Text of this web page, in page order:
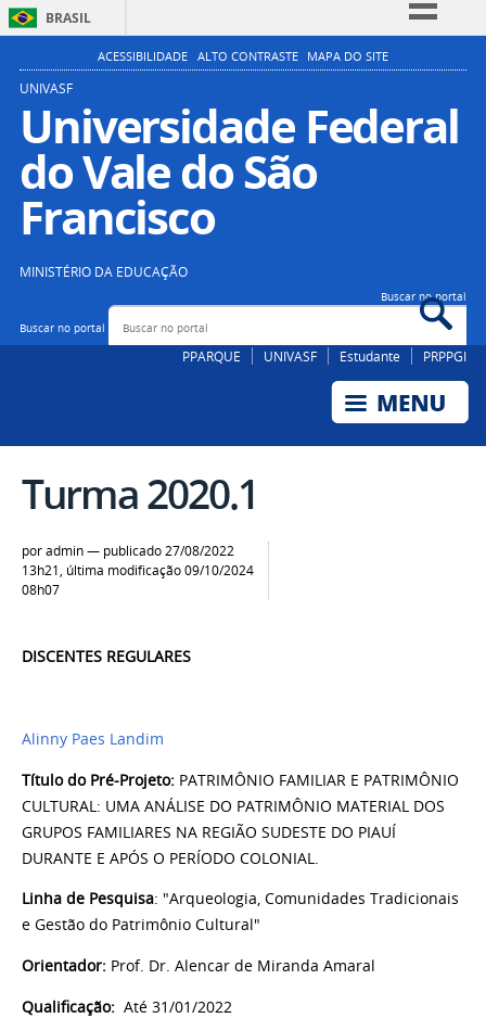
BRASIL
Simplifique!
Participe
Acesso à informação
Legislação
ACESSIBILIDADE ALTO CONTRASTE MAPA DO SITE
UNIVASF
Universidade Federal
do Vale do São
Francisco
MINISTÉRIO DA EDUCAÇÃO
Buscar no portal
Buscar no portal
PPARQUE UNIVASF Estudante PRPPGI
Turma 2020.1
poradmin— publicado27/08/2022
13h21, última modificação09/10/2024
08h07
DISCENTES REGULARES
Alinny Paes Landim
Título do Pré-Projeto: PATRIMÔNIO FAMILIAR E PATRIMÔNIO
CULTURAL: UMA ANÁLISE DO PATRIMÔNIO MATERIAL DOS
GRUPOS FAMILIARES NA REGIÃO SUDESTE DO PIAUÍ
DURANTE E APÓS O PERÍODO COLONIAL.
Linha de Pesquisa: "Arqueologia, Comunidades Tradicionais
e Gestão do Patrimônio Cultural"
Orientador: Prof. Dr. Alencar de Miranda Amaral
Qualificação: Até 31/01/2022